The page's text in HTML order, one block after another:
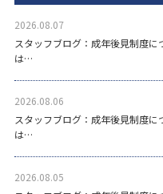
2026.08.07
スタッフブログ：成年後見制度
は…
2026.08.06
スタッフブログ：成年後見制度
は…
2026.08.05